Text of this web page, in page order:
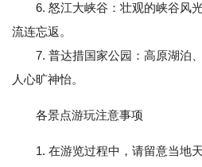
6. 怒江大峡谷：壮观的峡谷风光
流连忘返。
7. 普达措国家公园：高原湖泊、
人心旷神怡。
各景点游玩注意事项
1. 在游览过程中，请留意当地